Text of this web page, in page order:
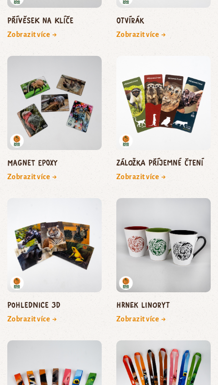
Přívěsek na klíče
Zobrazit více →
Otvírák
Zobrazit více →
Magnet epoxy
Zobrazit více →
Záložka Příjemné čtení
Zobrazit více →
Pohlednice 3D
Zobrazit více →
Hrnek linoryt
Zobrazit více →